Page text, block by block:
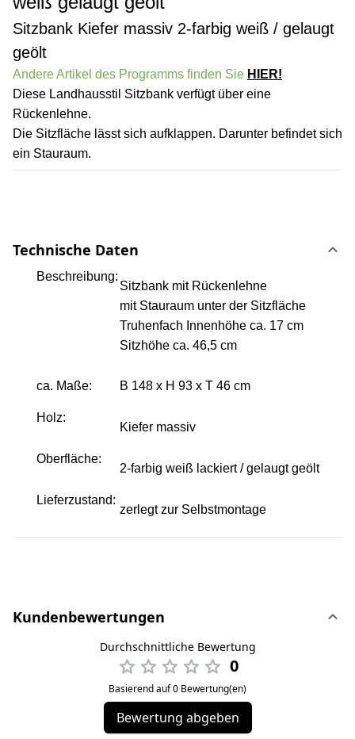
Sitzbank Kiefer massiv 2-farbig weiß / gelaugt
geölt
Andere Artikel des Programms finden Sie HIER!
Diese Landhausstil Sitzbank verfügt über eine
Rückenlehne.
Die Sitzfläche lässt sich aufklappen. Darunter befindet sich
ein Stauraum.
Technische Daten
Beschreibung:
Sitzbank mit Rückenlehne
mit Stauraum unter der Sitzfläche
Truhenfach Innenhöhe ca. 17 cm
Sitzhöhe ca. 46,5 cm
ca. Maße: B 148 x H 93 x T 46 cm
Holz:
Kiefer massiv
Oberfläche:
2-farbig weiß lackiert / gelaugt geölt
Lieferzustand:
zerlegt zur Selbstmontage
Kundenbewertungen
Durchschnittliche Bewertung
0
Basierend auf 0 Bewertung(en)
Bewertung abgeben